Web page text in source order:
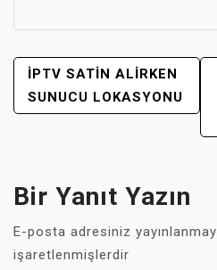
YAZI
GEZINMESI
İPTV SATIN ALIRKEN
SUNUCU LOKASYONU
Bir Yanıt Yazın
E-posta adresiniz
işaretlenmişlerdir